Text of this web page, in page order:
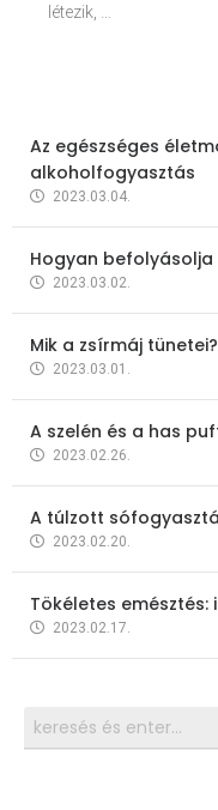
létezik, …
Az egészséges
alkoholfogyasztás
2023.03.04.
Hogyan
2023.03.02.
Mik a zsírmáj tünetei?
2023.03.01.
A szelén és a has
2023.02.26.
A túlzott
2023.02.20.
Tökéletes
2023.02.17.